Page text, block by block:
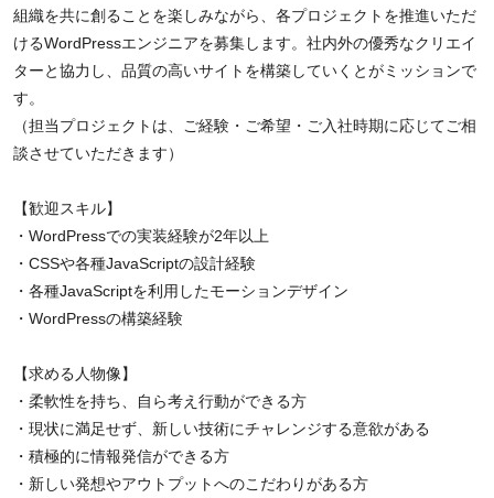
組織を共に創ることを楽しみながら、各プロジェクトを推進いただ
けるWordPressエンジニアを募集します。社内外の優秀なクリエイ
ターと協力し、品質の高いサイトを構築していくとがミッションで
す。
（担当プロジェクトは、ご経験・ご希望・ご入社時期に応じてご相
談させていただきます）
【歓迎スキル】
・WordPressでの実装経験が2年以上
・CSSや各種JavaScriptの設計経験
・各種JavaScriptを利用したモーションデザイン
・WordPressの構築経験
【求める人物像】
・柔軟性を持ち、自ら考え行動ができる方
・現状に満足せず、新しい技術にチャレンジする意欲がある
・積極的に情報発信ができる方
・新しい発想やアウトプットへのこだわりがある方